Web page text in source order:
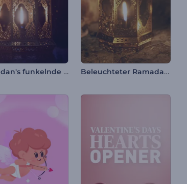
Ramadan's funkelnde Nachteinführung Beleuchteter Ramadan-Video-Opener